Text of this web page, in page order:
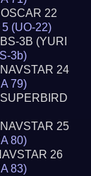
22
(UO-22)
3B (YURI
3b)
24
79)
25
80)
26
83)